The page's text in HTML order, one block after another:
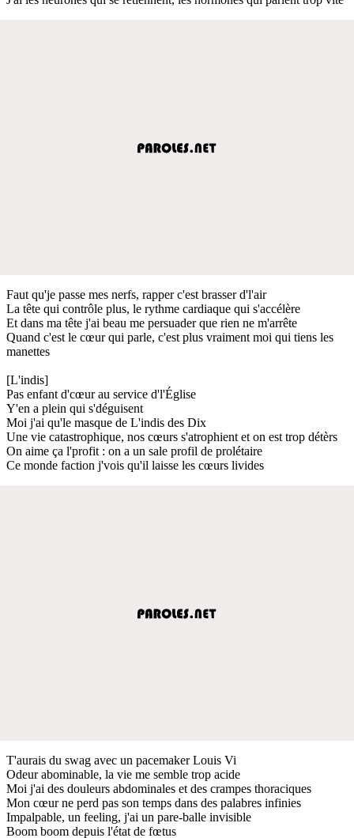
Faut qu'je passe mes nerfs, rapper c'est brasser d'l'air
La tête qui contrôle plus, le rythme cardiaque qui s'accélère
Et dans ma tête j'ai beau me persuader que rien ne m'arrête
Quand c'est le cœur qui parle, c'est plus vraiment moi qui tiens les
manettes
[L'indis]
Pas enfant d'cœur au service d'l'Église
Y'en a plein qui s'déguisent
Moi j'ai qu'le masque de L'indis des Dix
Une vie catastrophique, nos cœurs s'atrophient et on est trop détèrs
On aime ça l'profit : on a un sale profil de prolétaire
Ce monde faction j'vois qu'il laisse les cœurs livides
T'aurais du swag avec un pacemaker Louis Vi
Odeur abominable, la vie me semble trop acide
Moi j'ai des douleurs abdominales et des crampes thoraciques
Mon cœur ne perd pas son temps dans des palabres infinies
Impalpable, un feeling, j'ai un pare-balle invisible
Boom boom depuis l'état de fœtus